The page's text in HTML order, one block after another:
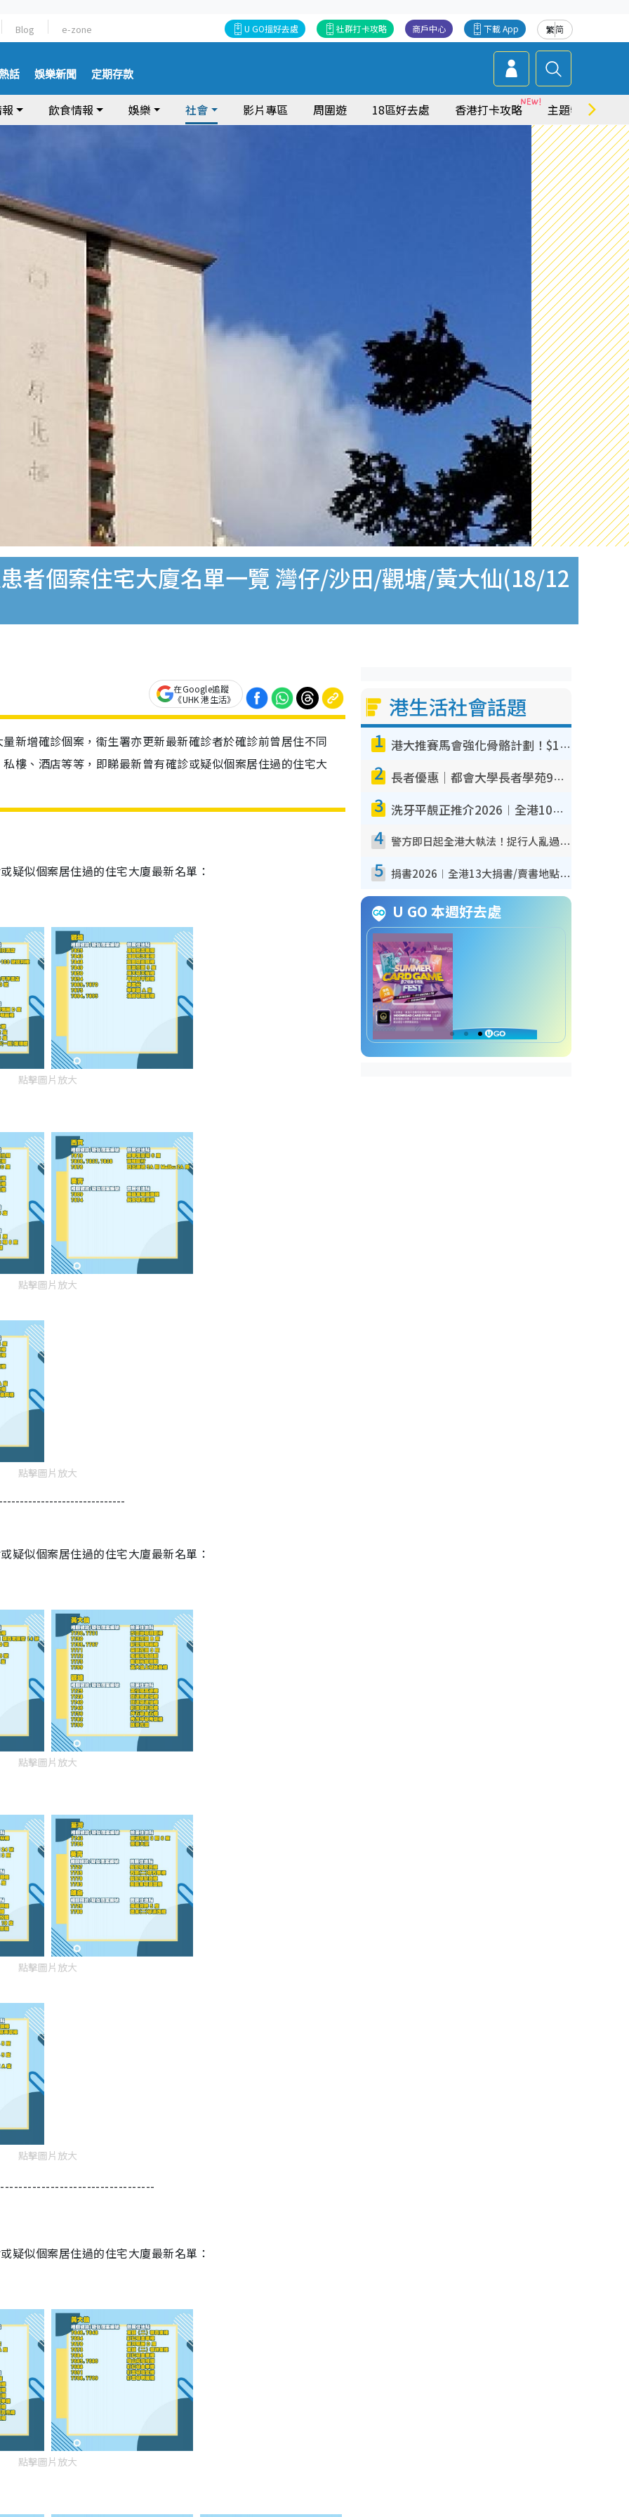
Blog e-zone 繁简
下載 App
商戶中心
社群打卡攻略
U GO搵好去處
話 娛樂新聞 定期存款
飲食情報 娛樂 社會 影片專區 周圍遊 18區好去處 香港打卡攻略 主題特集
者個案住宅大廈名單一覽 灣仔/沙田/觀塘/黃大仙(18/12
在Google追蹤
《UHK 港生活》
新增確診個案，衞生署亦更新最新確診者於確診前曾居住不同
樓、酒店等等，即睇最新曾有確診或疑似個案居住過的住宅大
疑似個案居住過的住宅大廈最新名單：
點擊圖片放大
點擊圖片放大
點擊圖片放大
疑似個案居住過的住宅大廈最新名單：
點擊圖片放大
點擊圖片放大
點擊圖片放大
疑似個案居住過的住宅大廈最新名單：
點擊圖片放大
港生活社會話題
1 港大推賽馬會強化骨骼計劃！$100骨質密度X光檢查 完成免費運動訓練送超市禮券！附參加資格
2 長者優惠｜都會大學長者學苑9月免費課程！多媒體/微電影創作/網絡安全 附報名方法教學
3 洗牙平靚正推介2026︱全港10大牙科診所/醫院懶人包 夜診至8點/鎮靜潔牙/醫療券適用
4 警方即日起全港大執法！捉行人亂過馬路+司機不專注駕駛！亂過馬路罰$2000
5 捐書2026︱全港13大捐書/賣書地點懶人包 二手課本最高$150＋舊書換免費咖啡/戲票
U GO 本週好去處